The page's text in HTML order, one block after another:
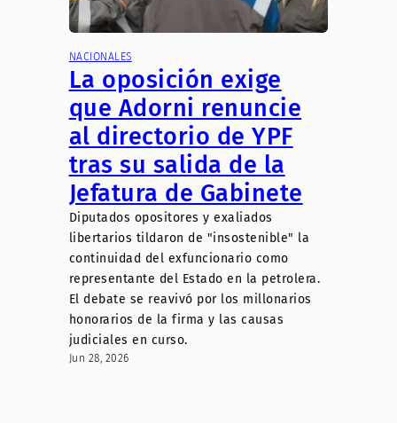
NACIONALES
La oposición exige
que Adorni renuncie
al directorio de YPF
tras su salida de la
Jefatura de Gabinete
Diputados opositores y exaliados
libertarios tildaron de "insostenible" la
continuidad del exfuncionario como
representante del Estado en la petrolera.
El debate se reavivó por los millonarios
honorarios de la firma y las causas
judiciales en curso.
Jun 28, 2026